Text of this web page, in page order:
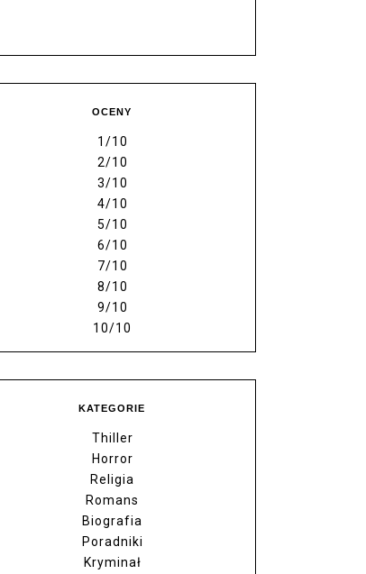
OCENY
1/10
2/10
3/10
4/10
5/10
6/10
7/10
8/10
9/10
10/10
KATEGORIE
Thiller
Horror
Religia
Romans
Biografia
Poradniki
Kryminał